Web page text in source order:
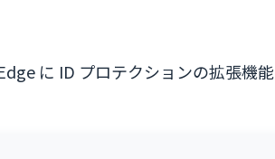
に ID プロテクションの拡張機能